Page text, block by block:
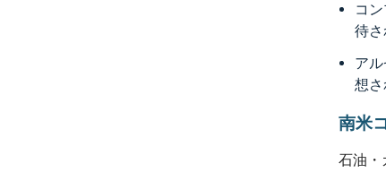
コ
待さ
ア
想さ
南米
石油・